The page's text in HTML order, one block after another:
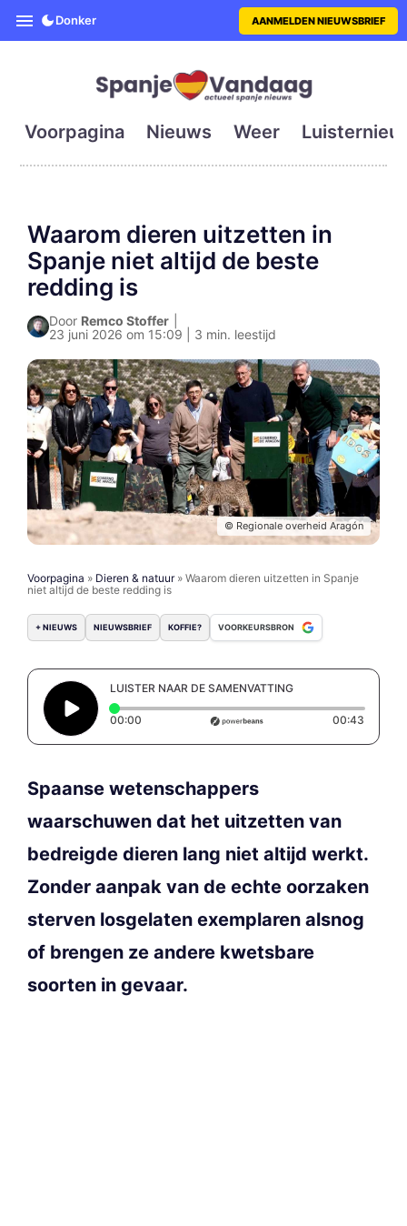
SpanjeVandaag is de eerste
Donker AANMELDEN NIEUWSBRIEF
Voorpagina Nieuws Weer
Waarom dieren uitzetten in
Spanje niet altijd de beste
redding is
Door Remco Stoffer
23 juni 2026 om 15:09 | 3 min. leestijd
© Regionale overheid Aragón
Voorpagina » Dieren & natuur» Waarom dieren uitzetten in Spanje
niet altijd de beste redding is
+ NIEUWS NIEUWSBRIEF KOFFIE? VOORKEURSBRON
LUISTER NAAR DE SAMENVATTING
00:00 Elapsed time: 0 seconds 00:43
Spaanse wetenschappers
waarschuwen dat het uitzetten van
bedreigde dieren lang niet altijd werkt.
Zonder aanpak van de echte oorzaken
sterven losgelaten exemplaren alsnog
of brengen ze andere kwetsbare
soorten in gevaar.